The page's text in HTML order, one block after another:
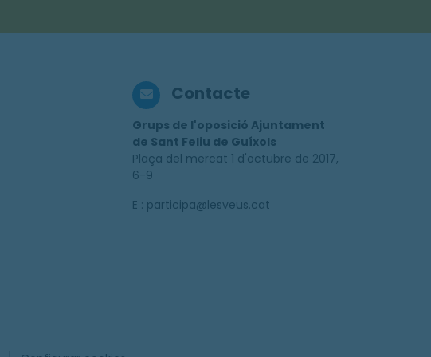
Contacte
Grups de l'oposició Ajuntament
de Sant Feliu de Guíxols
Plaça del mercat 1 d'octubre de 2017,
6-9
E : participa@lesveus.cat